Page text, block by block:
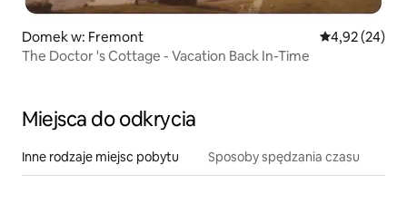
Domek w: Fremont Średnia
4,92 (24)
The Doctor 's Cottage - Vacation Back In-Time
Miejsca do odkrycia
Inne rodzaje miejsc pobytu Sposoby spędzania czasu